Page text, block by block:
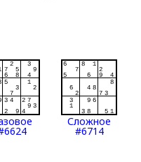
Сложное
#6714